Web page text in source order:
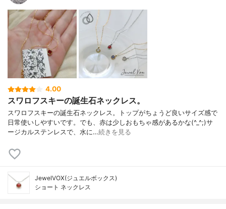
4.00
スワロフスキーの誕生石ネックレス。
スワロフスキーの誕生石ネックレス。トップがちょうど良いサイズ感で
日常使いしやすいです。でも、赤は少しおもちゃ感があるかな(^_^;)サ
ージカルステンレスで、水に…続きを見る
JewelVOX(ジュエルボックス)
ショート ネックレス